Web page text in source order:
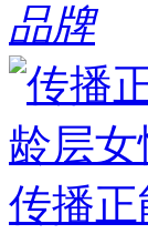
品牌
传播